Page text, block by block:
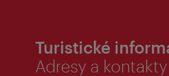
Turistické
Adresy a kontakty